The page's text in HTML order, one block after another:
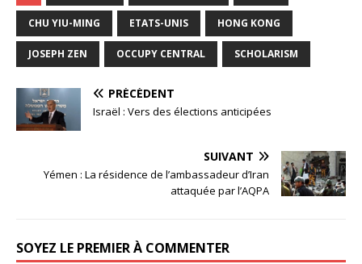
CHU YIU-MING ETATS-UNIS HONG KONG
JOSEPH ZEN OCCUPY CENTRAL SCHOLARISM
PRÉCÉDENT
Israël : Vers des élections anticipées
SUIVANT
Yémen : La résidence de l’ambassadeur d’Iran
attaquée par l’AQPA
SOYEZ LE PREMIER À COMMENTER